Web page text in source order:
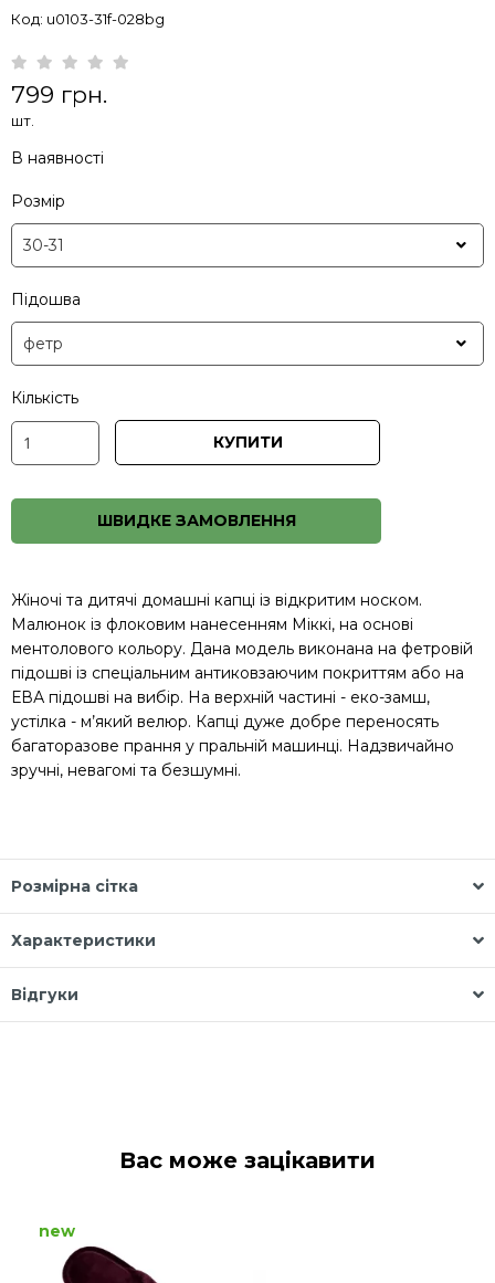
Код: u0103-31f-028bg
799 грн.
шт.
В наявності
Розмір
Підошва
Кількість
КУПИТИ
ШВИДКЕ ЗАМОВЛЕННЯ
Жіночі та дитячі домашні капці із відкритим носком.
Малюнок із флоковим нанесенням Міккі, на основі
ментолового кольору. Дана модель виконана на фетровій
підошві із спеціальним антиковзаючим покриттям або на
ЕВА підошві на вибір. На верхній частині - еко-замш,
устілка - м’який велюр. Капці дуже добре переносять
багаторазове прання у пральній машинці. Надзвичайно
зручні, невагомі та безшумні.
Розмірна сітка
Характеристики
Відгуки
Вас може зацікавити
new